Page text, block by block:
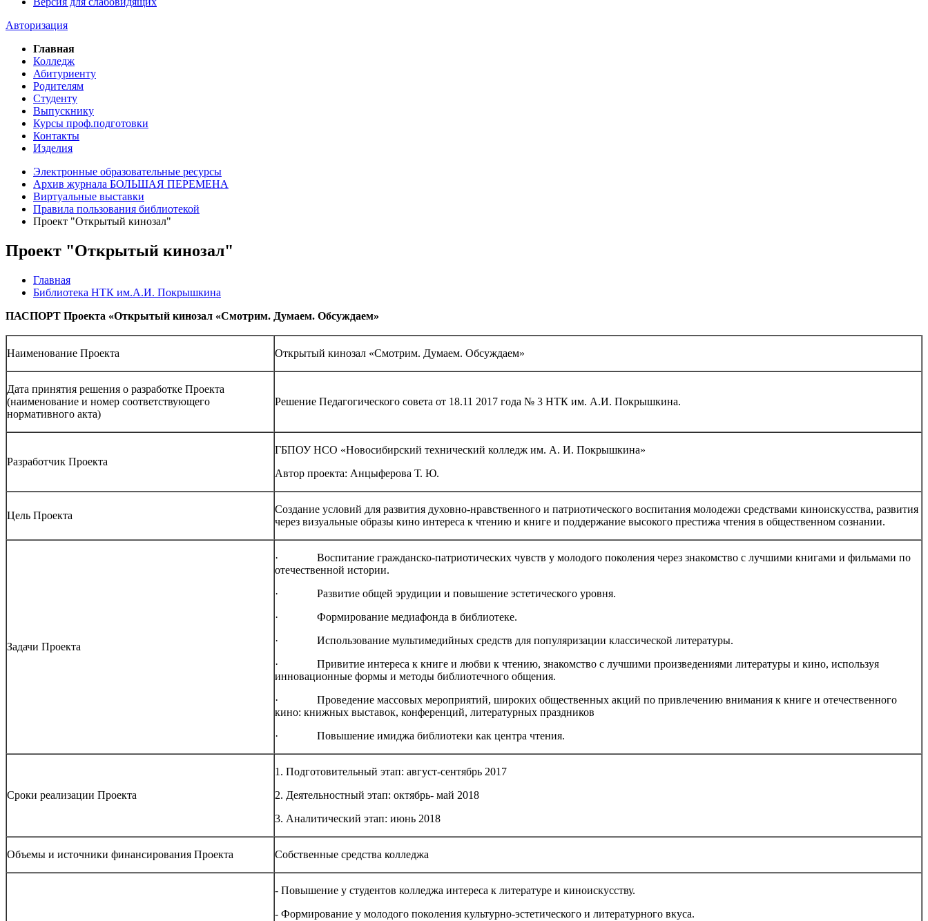
Авторизация
Главная
Колледж
Абитуриенту
Родителям
Студенту
Выпускнику
Курсы проф.подготовки
Контакты
Изделия
Электронные образовательные ресурсы
Архив журнала БОЛЬШАЯ ПЕРЕМЕНА
Виртуальные выставки
Правила пользования библиотекой
Проект "Открытый кинозал"
Проект "Открытый кинозал"
Главная
Библиотека НТК им.А.И. Покрышкина
ПАСПОРТ Проекта «Открытый кинозал «Смотрим. Думаем. Обсуждаем»
Наименование Проекта Открытый кинозал «Смотрим. Думаем. Обсуждаем»
Дата принятия решения о разработке Проекта
(наименование и номер соответствующего
нормативного акта)
Решение Педагогического совета от 18.11 2017 года № 3 НТК им. А.И. Покрышкина.
Разработчик Проекта
ГБПОУ НСО «Новосибирский технический колледж им. А. И. Покрышкина»
Автор проекта: Анцыферова Т. Ю.
Цель Проекта
Создание условий для развития духовно-нравственного и патриотического воспитания молодежи средствами киноискусства, развития
через визуальные образы кино интереса к чтению и книге и поддержание высокого престижа чтения в общественном сознании.
Задачи Проекта
· Воспитание гражданско-патриотических чувств у молодого поколения через знакомство с лучшими книгами и фильмами по
отечественной истории.
· Развитие общей эрудиции и повышение эстетического уровня.
· Формирование медиафонда в библиотеке.
· Использование мультимедийных средств для популяризации классической литературы.
· Привитие интереса к книге и любви к чтению, знакомство с лучшими произведениями литературы и кино, используя
инновационные формы и методы библиотечного общения.
· Проведение массовых мероприятий, широких общественных акций по привлечению внимания к книге и отечественного
кино: книжных выставок, конференций, литературных праздников
· Повышение имиджа библиотеки как центра чтения.
Сроки реализации Проекта
1. Подготовительный этап: август-сентябрь 2017
2. Деятельностный этап: октябрь- май 2018
3. Аналитический этап: июнь 2018
Объемы и источники финансирования Проекта Собственные средства колледжа
- Повышение у студентов колледжа интереса к литературе и киноискусству.
- Формирование у молодого поколения культурно-эстетического и литературного вкуса.